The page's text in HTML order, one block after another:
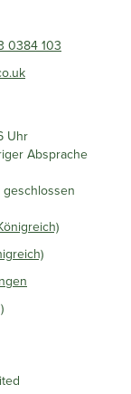
0384 103
Uhr
Absprache